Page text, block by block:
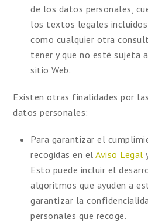
de los datos personales,
los textos legales
como cualquier otra
tener y que no esté sujeta
sitio Web.
Existen otras finalidades por
datos personales:
Para garantizar el
recogidas en elAviso Legal
Esto puede incluir el
algoritmos que ayuden a
garantizar la
personales que recoge.